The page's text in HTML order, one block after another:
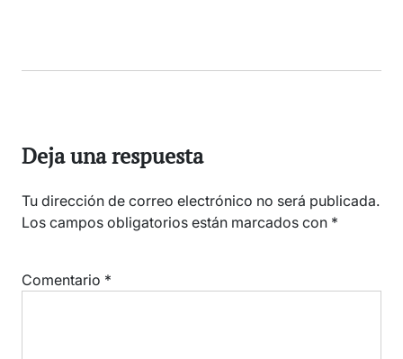
Deja una respuesta
Tu dirección de correo electrónico no será publicada.
Los campos obligatorios están marcados con *
Comentario *